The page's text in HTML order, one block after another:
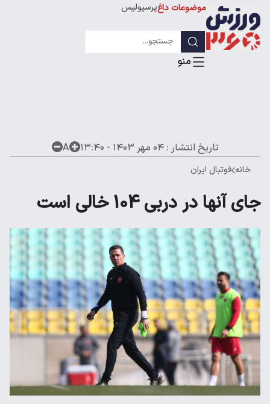
موضوعات داغپرسپولیس
لیگ قهرمانان
تاریخ انتشار :۰۴ مهر ۱۴۰۳ - ۱۳:۴۰ A
خانه فوتبال ایران
جای آنها در دربی 104 خالی است